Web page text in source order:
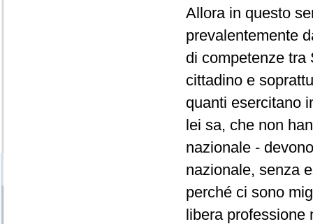
Allora in questo
prevalentemente
di competenze tra
cittadino e
quanti esercitano
lei sa, che non
nazionale -
nazionale, senza
perché ci sono
libera professione